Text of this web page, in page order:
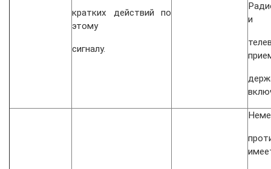
кратких действий по
этому
сигналу.
и